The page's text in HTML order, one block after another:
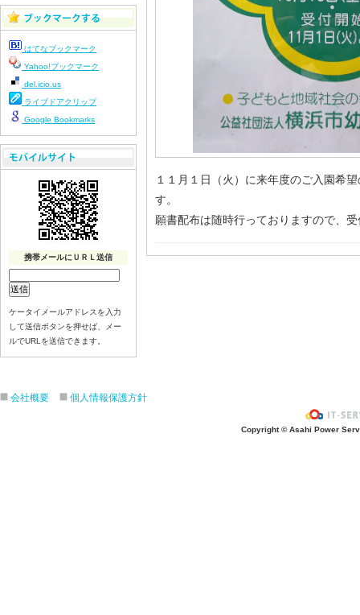
１１月１日（火）に来年度のご入園希
す。
願書配布は随時行っておりますので、
はてなブックマーク
Yahoo!ブックマーク
del.icio.us
ライブドアクリップ
Google Bookmarks
携帯メールにＵＲＬ送信
ケータイメールアドレスを入力
して送信ボタンを押せば、メー
ルでURLを送信できます。
会社概要 個人情報保護方針
Copyright © Asahi Power